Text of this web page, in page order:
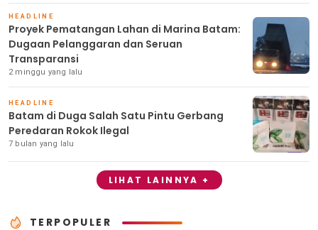
HEADLINE
Proyek Pematangan Lahan di Marina Batam:
Dugaan Pelanggaran dan Seruan
Transparansi
2 minggu yang lalu
HEADLINE
Batam di Duga Salah Satu Pintu Gerbang
Peredaran Rokok Ilegal
7 bulan yang lalu
LIHAT LAINNYA +
TERPOPULER